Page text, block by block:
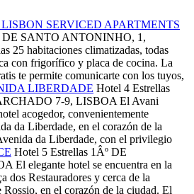
SERVICED APARTMENTS
SANTO ANTONINHO, 1,
25 habitaciones climatizadas, todas
con frigorífico y placa de cocina. La
te permite comunicarte con los tuyos,
LIBERDADE Hotel 4 Estrellas
7-9, LISBOA El Avani
acogedor, convenientemente
da Liberdade, en el corazón de la
da Liberdade, con el privilegio
Hotel 5 Estrellas 1Âº DE
El elegante hotel se encuentra en la
dos Restauradores y cerca de la
Rossio, en el corazón de la ciudad. El